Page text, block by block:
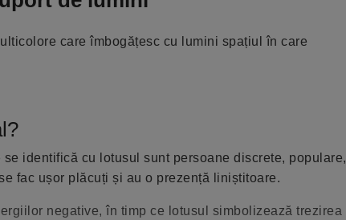
care îmbogățesc cu lumini spațiul în care
identifică cu lotusul sunt persoane discrete, populare,
fac ușor plăcuți și au o prezență liniștitoare.
negative, în timp ce lotusul simbolizează trezirea